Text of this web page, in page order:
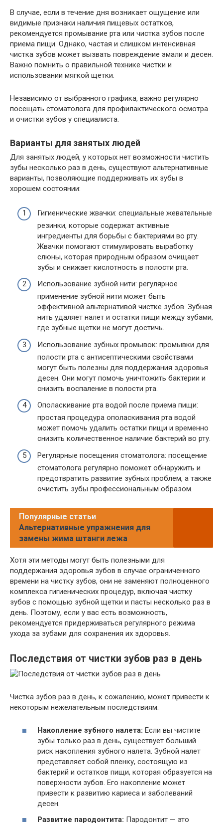
В случае, если в течение дня возникает ощущение или
видимые признаки наличия пищевых остатков,
рекомендуется промывание рта или чистка зубов после
приема пищи. Однако, частая и слишком интенсивная
чистка зубов может вызвать повреждение эмали и десен.
Важно помнить о правильной технике чистки и
использовании мягкой щетки.
Независимо от выбранного графика, важно регулярно
посещать стоматолога для профилактического осмотра
и очистки зубов у специалиста.
Варианты для занятых людей
Для занятых людей, у которых нет возможности чистить
зубы несколько раз в день, существуют альтернативные
варианты, позволяющие поддерживать их зубы в
хорошем состоянии:
Гигиенические жвачки: специальные жевательные
резинки, которые содержат активные
ингредиенты для борьбы с бактериями во рту.
Жвачки помогают стимулировать выработку
слюны, которая природным образом очищает
зубы и снижает кислотность в полости рта.
Использование зубной нити: регулярное
применение зубной нити может быть
эффективной альтернативой чистке зубов. Зубная
нить удаляет налет и остатки пищи между зубами,
где зубные щетки не могут достичь.
Использование зубных промывок: промывки для
полости рта с антисептическими свойствами
могут быть полезны для поддержания здоровья
десен. Они могут помочь уничтожить бактерии и
снизить воспаление в полости рта.
Ополаскивание рта водой после приема пищи:
простая процедура ополаскивания рта водой
может помочь удалить остатки пищи и временно
снизить количественное наличие бактерий во рту.
Регулярные посещения стоматолога: посещение
стоматолога регулярно поможет обнаружить и
предотвратить развитие зубных проблем, а также
очистить зубы профессиональным образом.
Популярные статьи
Альтернативные упражнения для
замены жима штанги лежа
Хотя эти методы могут быть полезными для
поддержания здоровья зубов в случае ограниченного
времени на чистку зубов, они не заменяют полноценного
комплекса гигиенических процедур, включая чистку
зубов с помощью зубной щетки и пасты несколько раз в
день. Поэтому, если у вас есть возможность,
рекомендуется придерживаться регулярного режима
ухода за зубами для сохранения их здоровья.
Последствия от чистки зубов раз в день
Чистка зубов раз в день, к сожалению, может привести к
некоторым нежелательным последствиям:
Накопление зубного налета: Если вы чистите
зубы только раз в день, существует больший
риск накопления зубного налета. Зубной налет
представляет собой пленку, состоящую из
бактерий и остатков пищи, которая образуется на
поверхности зубов. Его накопление может
привести к развитию кариеса и заболеваний
десен.
Развитие пародонтита: Пародонтит — это